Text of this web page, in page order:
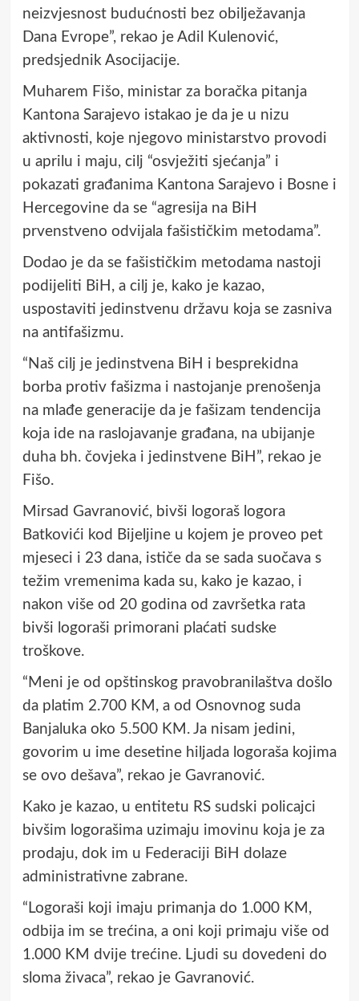
neizvjesnost budućnosti bez obilježavanja
Dana Evrope”, rekao je Adil Kulenović,
predsjednik Asocijacije.
Muharem Fišo, ministar za boračka pitanja
Kantona Sarajevo istakao je da je u nizu
aktivnosti, koje njegovo ministarstvo provodi
u aprilu i maju, cilj “osvježiti sjećanja” i
pokazati građanima Kantona Sarajevo i Bosne i
Hercegovine da se “agresija na BiH
prvenstveno odvijala fašističkim metodama”.
Dodao je da se fašističkim metodama nastoji
podijeliti BiH, a cilj je, kako je kazao,
uspostaviti jedinstvenu državu koja se zasniva
na antifašizmu.
“Naš cilj je jedinstvena BiH i besprekidna
borba protiv fašizma i nastojanje prenošenja
na mlađe generacije da je fašizam tendencija
koja ide na raslojavanje građana, na ubijanje
duha bh. čovjeka i jedinstvene BiH”, rekao je
Fišo.
Mirsad Gavranović, bivši logoraš logora
Batkovići kod Bijeljine u kojem je proveo pet
mjeseci i 23 dana, ističe da se sada suočava s
težim vremenima kada su, kako je kazao, i
nakon više od 20 godina od završetka rata
bivši logoraši primorani plaćati sudske
troškove.
“Meni je od opštinskog pravobranilaštva došlo
da platim 2.700 KM, a od Osnovnog suda
Banjaluka oko 5.500 KM. Ja nisam jedini,
govorim u ime desetine hiljada logoraša kojima
se ovo dešava”, rekao je Gavranović.
Kako je kazao, u entitetu RS sudski policajci
bivšim logorašima uzimaju imovinu koja je za
prodaju, dok im u Federaciji BiH dolaze
administrativne zabrane.
“Logoraši koji imaju primanja do 1.000 KM,
odbija im se trećina, a oni koji primaju više od
1.000 KM dvije trećine. Ljudi su dovedeni do
sloma živaca”, rekao je Gavranović.